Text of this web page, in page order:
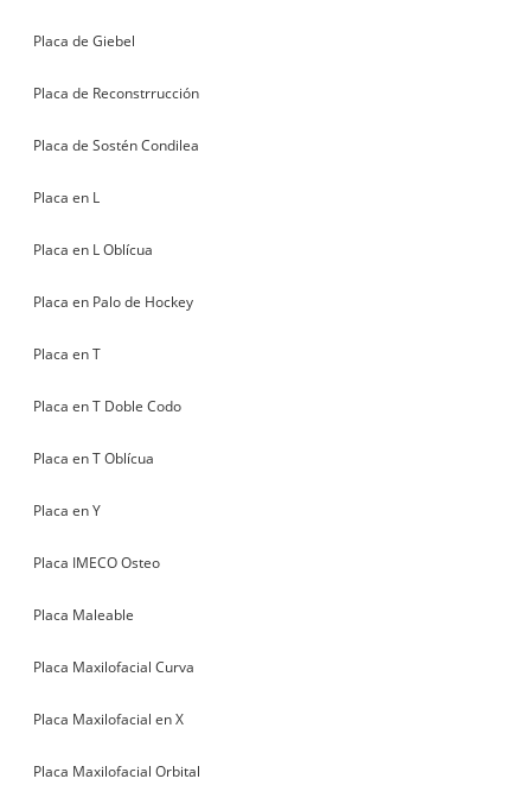
Placa de Giebel
Placa de Reconstrrucción
Placa de Sostén Condilea
Placa en L
Placa en L Oblícua
Placa en Palo de Hockey
Placa en T
Placa en T Doble Codo
Placa en T Oblícua
Placa en Y
Placa IMECO Osteo
Placa Maleable
Placa Maxilofacial Curva
Placa Maxilofacial en X
Placa Maxilofacial Orbital